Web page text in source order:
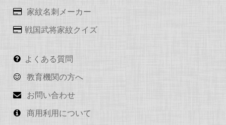
家紋名刺メーカー
戦国武将家紋クイズ
よくある質問
教育機関の方へ
お問い合わせ
商用利用について